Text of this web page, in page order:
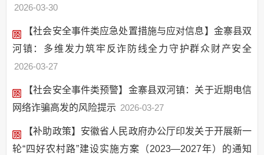
2026-03-30
【社会安全事件类应急处置措施与应对信息】金寨县双
河镇：多维发力筑牢反诈防线全力守护群众财产安全
2026-03-27
【社会安全事件类预警】金寨县双河镇：关于近期电信
网络诈骗高发的风险提示 2026-03-27
【补助政策】安徽省人民政府办公厅印发关于开展新一
轮“四好农村路”建设实施方案（2023—2027年）的通知